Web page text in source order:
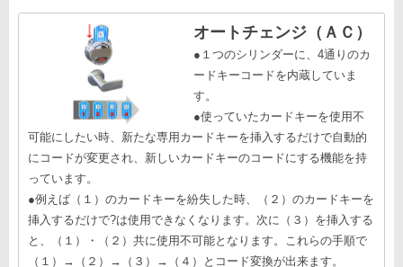
オートチェンジ（ＡＣ）
●１つのシリンダーに、4通りのカ
ードキーコードを内蔵していま
す。
●使っていたカードキーを使用不
可能にしたい時、新たな専用カードキーを挿入するだけで自動的
にコードが変更され、新しいカードキーのコードにする機能を持
っています。
●例えば（１）のカードキーを紛失した時、（２）のカードキーを
挿入するだけで?は使用できなくなります。次に（３）を挿入する
と、（１）・（２）共に使用不可能となります。これらの手順で
（１）→（２）→（３）→（４）とコード変換が出来ます。